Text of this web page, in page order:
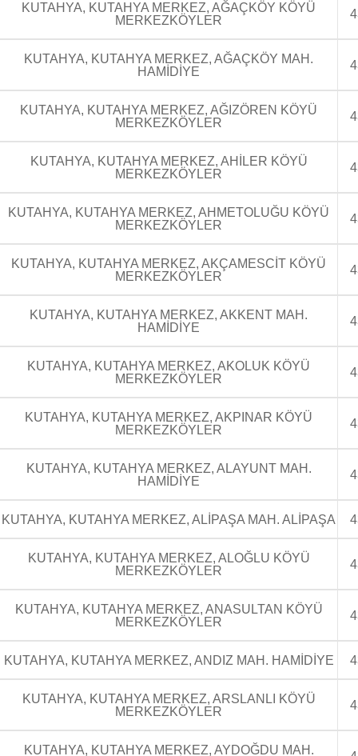
KUTAHYA, KUTAHYA MERKEZ, AĞAÇKÖY KÖYÜ
MERKEZKÖYLER
KUTAHYA, KUTAHYA MERKEZ, AĞAÇKÖY MAH.
HAMİDİYE
KUTAHYA, KUTAHYA MERKEZ, AĞIZÖREN KÖYÜ
MERKEZKÖYLER
KUTAHYA, KUTAHYA MERKEZ, AHİLER KÖYÜ
MERKEZKÖYLER
KUTAHYA, KUTAHYA MERKEZ, AHMETOLUĞU KÖYÜ
MERKEZKÖYLER
KUTAHYA, KUTAHYA MERKEZ, AKÇAMESCİT KÖYÜ
MERKEZKÖYLER
KUTAHYA, KUTAHYA MERKEZ, AKKENT MAH.
HAMİDİYE
KUTAHYA, KUTAHYA MERKEZ, AKOLUK KÖYÜ
MERKEZKÖYLER
KUTAHYA, KUTAHYA MERKEZ, AKPINAR KÖYÜ
MERKEZKÖYLER
KUTAHYA, KUTAHYA MERKEZ, ALAYUNT MAH.
HAMİDİYE
KUTAHYA, KUTAHYA MERKEZ, ALİPAŞA MAH. ALİPAŞA
KUTAHYA, KUTAHYA MERKEZ, ALOĞLU KÖYÜ
MERKEZKÖYLER
KUTAHYA, KUTAHYA MERKEZ, ANASULTAN KÖYÜ
MERKEZKÖYLER
KUTAHYA, KUTAHYA MERKEZ, ANDIZ MAH. HAMİDİYE
KUTAHYA, KUTAHYA MERKEZ, ARSLANLI KÖYÜ
MERKEZKÖYLER
KUTAHYA, KUTAHYA MERKEZ, AYDOĞDU MAH.